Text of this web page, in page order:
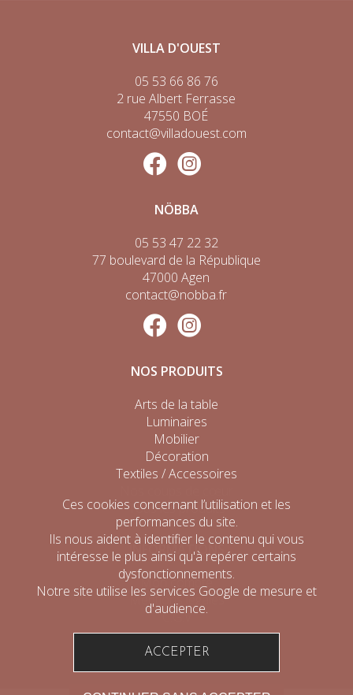
VILLA D'OUEST
05 53 66 86 76
2 rue Albert Ferrasse
47550 BOÉ
contact@villadouest.com
NÖBBA
05 53 47 22 32
77 boulevard de la République
47000 Agen
contact@nobba.fr
NOS PRODUITS
Arts de la table
Luminaires
Mobilier
Décoration
Textiles / Accessoires
Tous les produits
INFORMATIONS
Mon compte
Mentions légales
C.G.V
Ces cookies concernant l’utilisation et les
performances du site.
Ils nous aident à identifier le contenu qui vous
intéresse le plus ainsi qu'à repérer certains
dysfonctionnements.
Notre site utilise les services Google de mesure et
d'audience.
ACCEPTER